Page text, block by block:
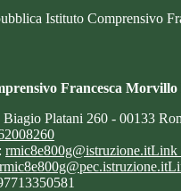
Istituto Comprensivo
Francesca Morvillo
Biagio Platani 260 - 00133
rmic8e800g@istruzione.itLink
rmic8e800g@pec.istruzione.it